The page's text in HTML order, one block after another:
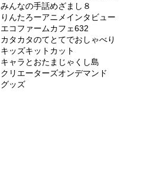
みんなの手話めざまし８
りんたろーアニメインタビュー
エコファームカフェ632
カタカタのてとてでおしゃべり
キッズキットカット
キャラとおたまじゃくし島
クリエーターズオンデマンド
グッズ